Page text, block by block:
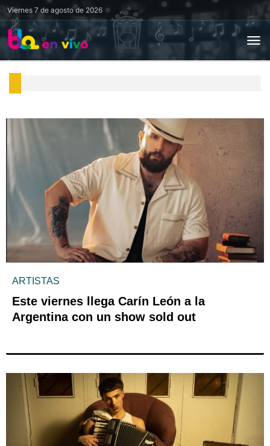
Viernes 7 de agosto de 2026
ARTISTAS
Este viernes llega Carín León a la
Argentina con un show sold out